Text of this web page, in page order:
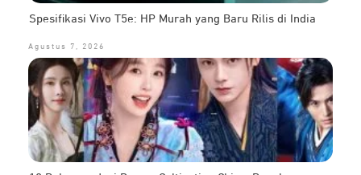
Spesifikasi Vivo T5e: HP Murah yang Baru Rilis di India
Agustus 7, 2026